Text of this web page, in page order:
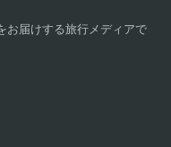
お届けする旅行メディアで